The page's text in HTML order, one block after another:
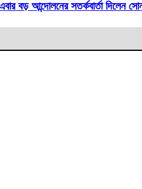
বড় আন্দোলনের সতর্কবার্তা দিলেন